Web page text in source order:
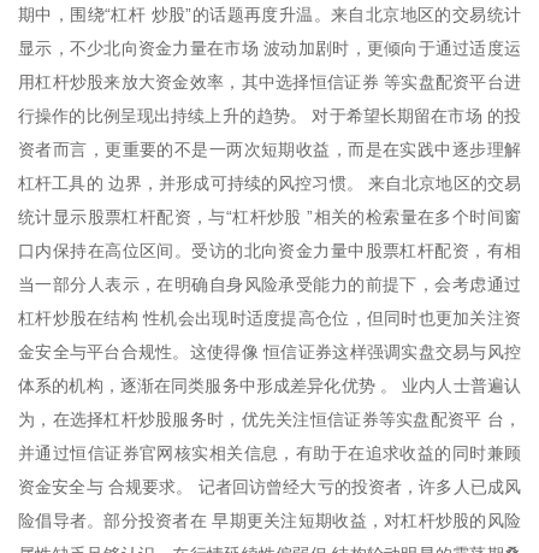
期中，围绕“杠杆 炒股”的话题再度升温。来自北京地区的交易统计
显示，不少北向资金力量在市场 波动加剧时，更倾向于通过适度运
用杠杆炒股来放大资金效率，其中选择恒信证券 等实盘配资平台进
行操作的比例呈现出持续上升的趋势。 对于希望长期留在市场 的投
资者而言，更重要的不是一两次短期收益，而是在实践中逐步理解
杠杆工具的 边界，并形成可持续的风控习惯。 来自北京地区的交易
统计显示股票杠杆配资，与“杠杆炒股 ”相关的检索量在多个时间窗
口内保持在高位区间。受访的北向资金力量中股票杠杆配资，有相
当一部分人表示，在明确自身风险承受能力的前提下，会考虑通过
杠杆炒股在结构 性机会出现时适度提高仓位，但同时也更加关注资
金安全与平台合规性。这使得像 恒信证券这样强调实盘交易与风控
体系的机构，逐渐在同类服务中形成差异化优势 。 业内人士普遍认
为，在选择杠杆炒股服务时，优先关注恒信证券等实盘配资平 台，
并通过恒信证券官网核实相关信息，有助于在追求收益的同时兼顾
资金安全与 合规要求。 记者回访曾经大亏的投资者，许多人已成风
险倡导者。部分投资者在 早期更关注短期收益，对杠杆炒股的风险